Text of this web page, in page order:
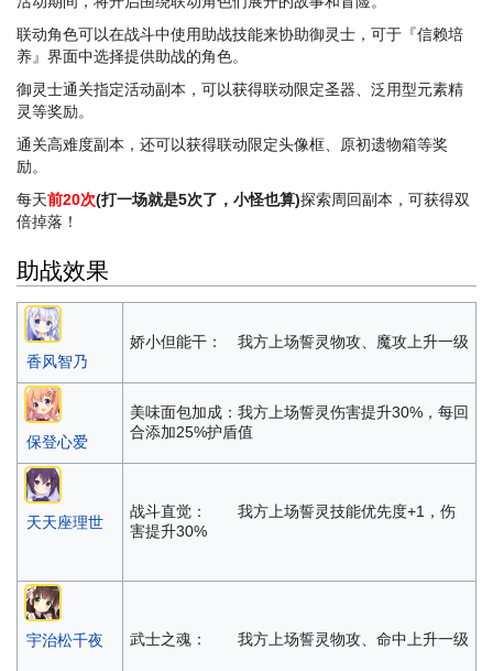
60000 桐间纱路
桐间纱路
原初圣器遗物箱
65000
许愿卡 x5
抵用券 x5
80000
百变素材模型R 10 20
百变素材模型N 5 20
闪耀的自然结晶
金币x1000
以下内容为 07/30 更新后添加
元素晶石(桐间纱路)
400 1
泛用型元素精灵
原初信仰遗物箱
原初圣器遗物箱 70 5
联动角色可以在战斗中使用助战技能来协助御灵士，可于『信赖培
养』界面中选择提供助战的角色。
御灵士通关指定活动副本，可以获得联动限定圣器、泛用型元素精
灵等奖励。
通关高难度副本，还可以获得联动限定头像框、原初遗物箱等奖
励。
每天前20次(打一场就是5次了，小怪也算)探索周回副本，可获得双
倍掉落！
助战效果
香风智乃
娇小但能干： 我方上场誓灵物攻、魔攻上升一级
保登心爱
美味面包加成：我方上场誓灵伤害提升30%，每回
合添加25%护盾值
天天座理世
战斗直觉： 我方上场誓灵技能优先度+1，伤
害提升30%
宇治松千夜 武士之魂： 我方上场誓灵物攻、命中上升一级